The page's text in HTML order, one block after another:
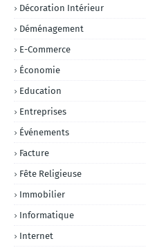
Décoration Intérieur
Déménagement
E-Commerce
Économie
Education
Entreprises
Événements
Facture
Fête Religieuse
Immobilier
Informatique
Internet